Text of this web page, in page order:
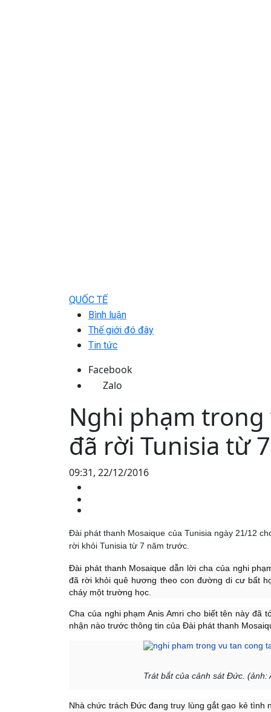
QUỐC TẾ
Bình luận
Thế giới đó đây
Tin tức
Facebook
Zalo
Nghi phạm
đã rời Tunisia từ
09:31, 22/12/2016
Đài phát thanh Mosaique của Tunisia ngày 21/12
rời khỏi Tunisia từ 7 năm trước.
Đài phát thanh Mosaique dẫn lời cha của nghi
đã rời khỏi quê hương theo con đường di cư bất
cháy một trường học.
Cha của nghi phạm Anis Amri cho biết tên này đã
nhận nào trước thông tin của Đài phát thanh
Trát bắt của cảnh sát Đức. (ảnh:
Nhà chức trách Đức đang truy lùng gắt gao kẻ tình